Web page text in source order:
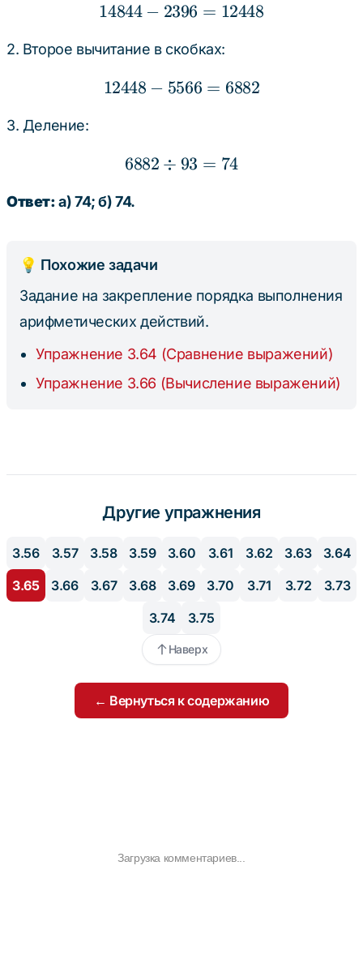
14844 - 2396 = 12448
14844 − 2396 = 12448
2. Второе вычитание в скобках:
12448 - 5566 = 6882
12448 − 5566 = 6882
3. Деление:
6882 \div 93 = 74
6882 ÷ 93 = 74
Ответ:а) 74; б) 74.
💡 Похожие задачи
Задание на закрепление порядка выполнения
арифметических действий.
Упражнение 3.64 (Сравнение выражений)
Упражнение 3.66 (Вычисление выражений)
Другие упражнения
3.56 3.57 3.58 3.59 3.60 3.61 3.62 3.63
3.64
3.65
3.66 3.67 3.68 3.69 3.70 3.71 3.72
3.73
3.74
3.75
Наверх
← Вернуться к содержанию
Загрузка комментариев...